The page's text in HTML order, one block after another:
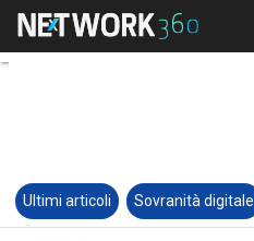
Ultimi articoli Sovranità digitale